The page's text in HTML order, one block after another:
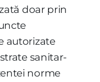
doar prin
autorizate
sanitar-
norme